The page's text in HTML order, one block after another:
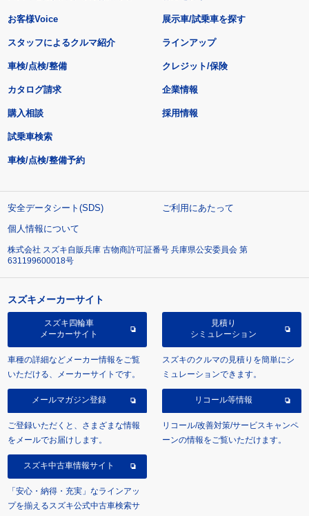
お客様Voice
スタッフによるクルマ紹介
展示車/試乗車を探す
ラインアップ
車検/点検/整備 クレジット/保険
カタログ請求
購入相談
試乗車検索
車検/点検/整備予約
企業情報
採用情報
安全データシート(SDS)
ご利用にあたって
個人情報について
株式会社 スズキ自販兵庫 古物商許可証番号 兵庫県公安委員会 第
631199600018号
スズキメーカーサイト
スズキ四輪車
メーカーサイト
車種の詳細などメーカー情報をご覧
いただける、メーカーサイトです。
見積り
シミュレーション
スズキのクルマの見積りを簡単にシ
ミュレーションできます。
メールマガジン登録
ご登録いただくと、さまざまな情報
をメールでお届けします。
リコール等情報
リコール/改善対策/サービスキャンペ
ーンの情報をご覧いただけます。
スズキ中古車情報サイト
「安心・納得・充実」なラインアッ
プを揃えるスズキ公式中古車検索サ